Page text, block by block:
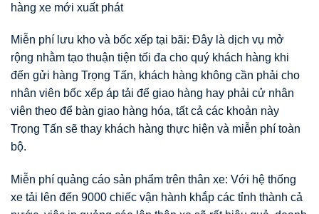
hàng xe mới xuất phát
Miễn phí lưu kho và bốc xếp tại bãi: Đây là dịch vụ mở
rộng nhằm tạo thuận tiện tối đa cho quý khách hàng khi
đến gửi hàng Trọng Tấn, khách hàng không cần phải cho
nhân viên bốc xếp áp tải để giao hàng hay phải cử nhân
viên theo để bàn giao hàng hóa, tất cả các khoản này
Trọng Tấn sẽ thay khách hàng thực hiện và miễn phí toàn
bộ.
Miễn phí quảng cáo sản phẩm trên thân xe: Với hệ thống
xe tải lên đến 9000 chiếc vận hành khắp các tỉnh thành cả